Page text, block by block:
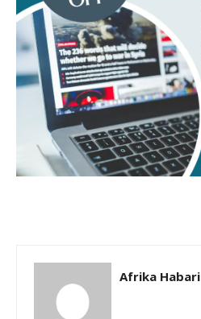
Afrika Habari